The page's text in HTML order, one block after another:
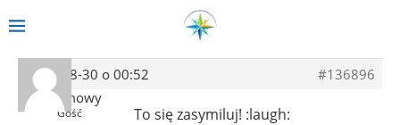
2013-08-30 o 00:52
#136896
Anonimowy
Gość To się zasymiluj! :laugh: